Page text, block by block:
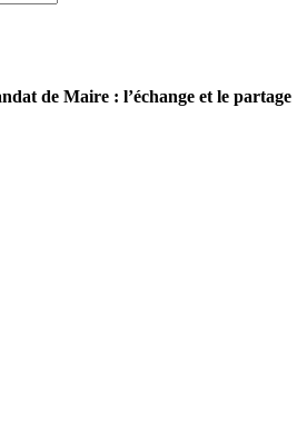
de Maire : l’échange et le partage